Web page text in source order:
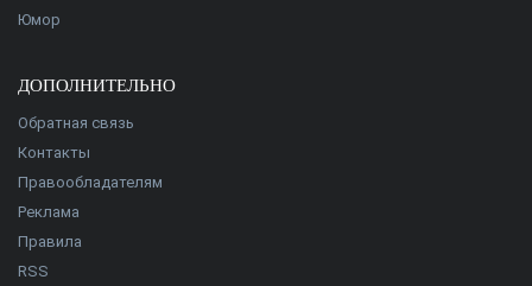
Юмор
ДОПОЛНИТЕЛЬНО
Обратная связь
Контакты
Правообладателям
Реклама
Правила
RSS